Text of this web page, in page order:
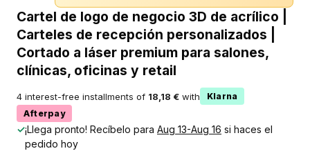
Cartel de logo de negocio 3D de acrílico |
Carteles de recepción personalizados |
Cortado a láser premium para salones,
clínicas, oficinas y retail
4 interest-free installments of 18,18 € with
Klarna
Afterpay
✓¡Llega pronto! Recíbelo para Aug 13-Aug 16 si haces el
pedido hoy